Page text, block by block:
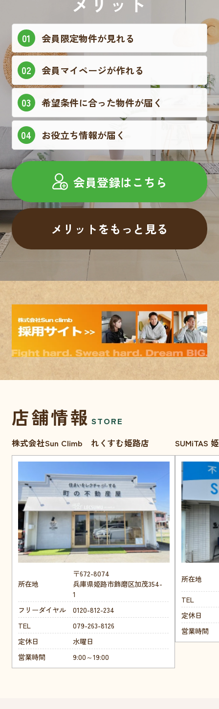
会員限定物件が見れる
会員マイページが作れる
希望条件に合った物件が届く
お役立ち情報が届く
会員登録はこちら
メリットをもっと見る
店舗情報 STORE
株式会社Sun Climb れくすむ姫路店
所在地
〒672-8074
兵庫県姫路市飾磨区加茂354-
1
フリーダイヤル
0120-812-234
TEL
079-263-8126
定休日
水曜日
営業時間
9:00～19:00
SUMiTAS
所在地
TEL
定休日
営業時間